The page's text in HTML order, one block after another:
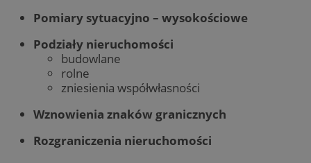
Pomiary sytuacyjno – wysokościowe
Podziały nieruchomości
budowlane
rolne
zniesienia współwłasności
Wznowienia znaków granicznych
Rozgraniczenia nieruchomości